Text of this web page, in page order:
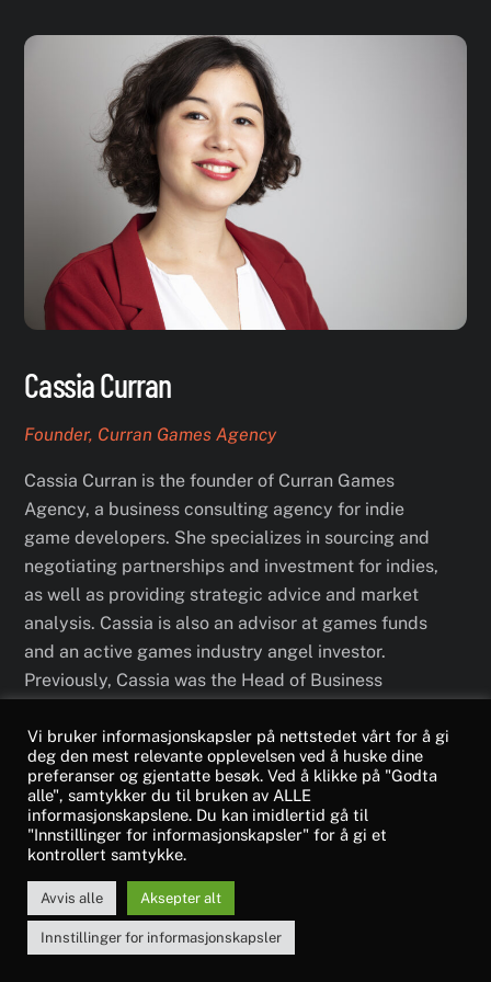
Skip
Cassia Curran
Founder, Curran Games Agency
Cassia Curran is the founder of Curran Games
Agency, a business consulting agency for indie
game developers. She specializes in sourcing and
negotiating partnerships and investment for indies,
as well as providing strategic advice and market
analysis. Cassia is also an advisor at games funds
and an active games industry angel investor.
Previously, Cassia was the Head of Business
development and investor relations roles at
NetEase in China.
Vi bruker informasjonskapsler på nettstedet vårt for å gi
deg den mest relevante opplevelsen ved å huske dine
preferanser og gjentatte besøk. Ved å klikke på "Godta
alle", samtykker du til bruken av ALLE
informasjonskapslene. Du kan imidlertid gå til
"Innstillinger for informasjonskapsler" for å gi et
kontrollert samtykke.
Avvis alle Aksepter alt
Innstillinger for informasjonskapsler